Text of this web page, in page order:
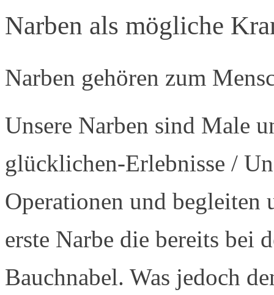
Narben als mögliche
Narben gehören zum
Unsere Narben sind Male
glücklichen-Erlebnisse /
Operationen und begleiten
erste Narbe die bereits bei
Bauchnabel. Was jedoch